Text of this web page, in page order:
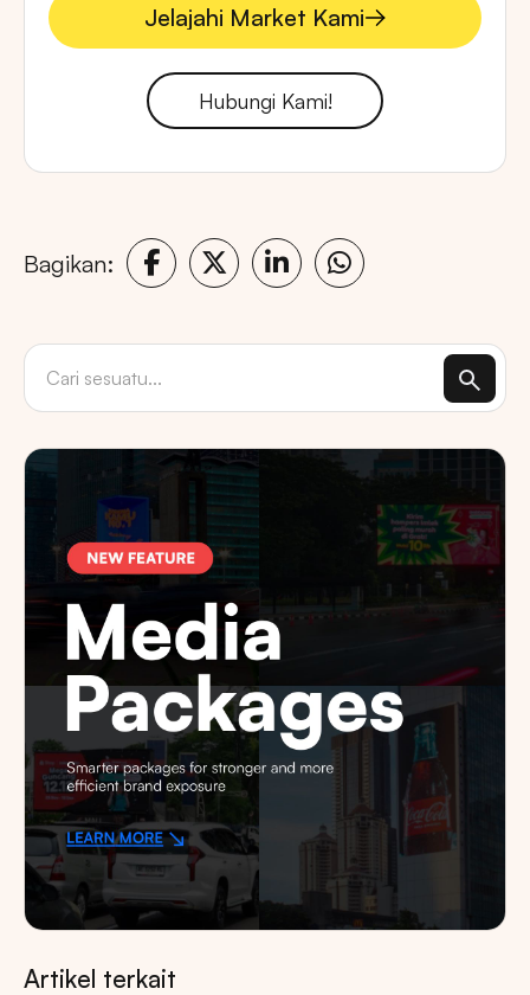
Jelajahi Market Kami
Hubungi Kami!
Bagikan:
Artikel terkait